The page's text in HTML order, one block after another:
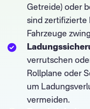
Getreide) oder
sind zertifizierte
Fahrzeuge
verrutschen
Rollplane oder
um
vermeiden.